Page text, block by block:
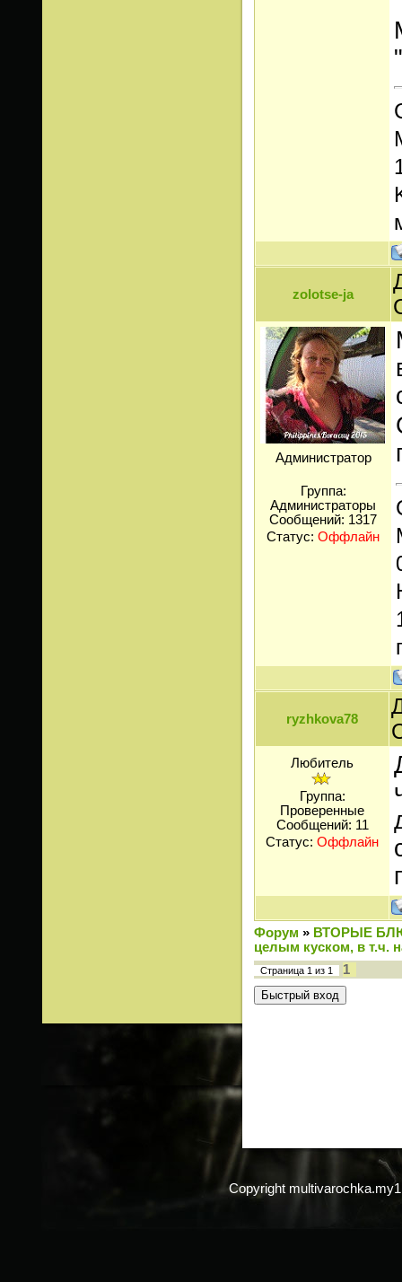
zolotse-ja
Администратор
Группа:
Администраторы
Сообщений: 1317
Статус: Оффлайн
ryzhkova78
Любитель
Группа:
Проверенные
Сообщений: 11
Статус: Оффлайн
Форум » ВТОРЫЕ
целым куском, в т.ч.
Страница 1 из 1 1
Copyright